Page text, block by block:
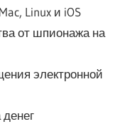
Linux и iOS
от шпионажа на
электронной